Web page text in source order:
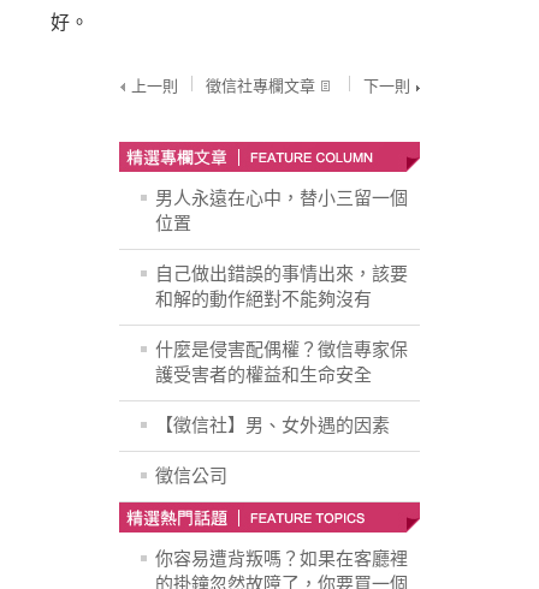
好。
上一則 徵信社專欄文章 下一則
男人永遠在心中，替小三留一個
位置
自己做出錯誤的事情出來，該要
和解的動作絕對不能夠沒有
什麼是侵害配偶權？徵信專家保
護受害者的權益和生命安全
【徵信社】男、女外遇的因素
徵信公司
你容易遭背叛嗎？如果在客廳裡
的掛鐘忽然故障了，你要買一個